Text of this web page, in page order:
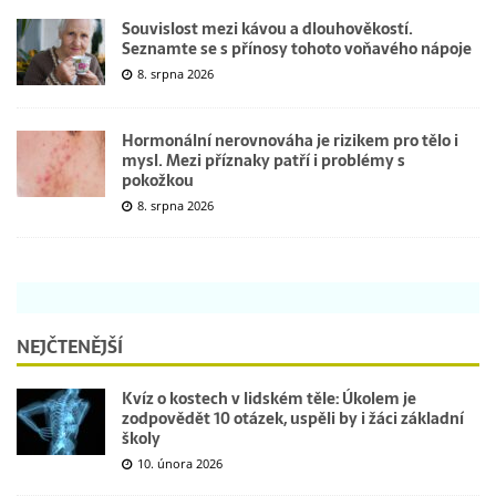
Souvislost mezi kávou a dlouhověkostí.
Seznamte se s přínosy tohoto voňavého nápoje
8. srpna 2026
Hormonální nerovnováha je rizikem pro tělo i
mysl. Mezi příznaky patří i problémy s
pokožkou
8. srpna 2026
NEJČTENĚJŠÍ
Kvíz o kostech v lidském těle: Úkolem je
zodpovědět 10 otázek, uspěli by i žáci základní
školy
10. února 2026